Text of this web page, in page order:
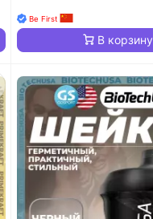
Be First
В корзину